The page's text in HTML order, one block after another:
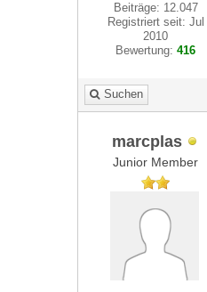
Beiträge: 12.047
Registriert seit: Jul
2010
Bewertung:416
Suchen
marcplas
Junior Member